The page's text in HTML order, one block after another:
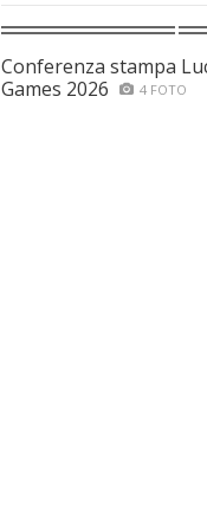
Conferenza stampa
Games 2026
4 FOTO